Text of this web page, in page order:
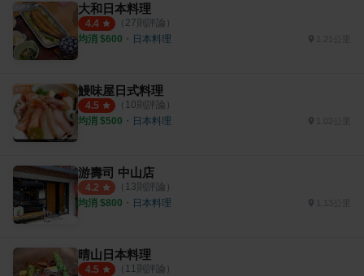
大和日本料理
4.4 （ 27則評論）
均消 $600 ・ 日本料理
鰻味屋日式料理
4.5 （ 10則評論）
均消 $500 ・ 日本料理
游壽司 中山店
4.2 （ 13則評論）
均消 $800 ・ 日本料理
晴山日本料理
4.5 （ 11 則評論）